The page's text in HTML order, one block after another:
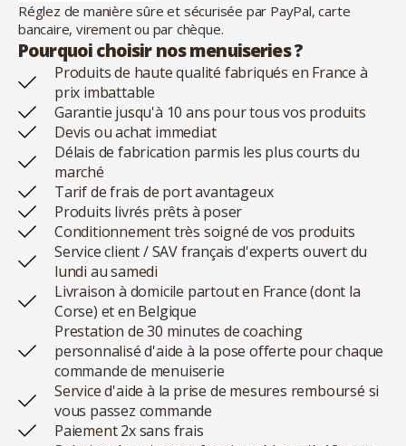
Réglez de manière sûre et sécurisée par PayPal, carte
bancaire, virement ou par chèque.
Pourquoi choisir nos menuiseries ?
Produits de haute qualité fabriqués en France à
prix imbattable
Garantie jusqu'à 10 ans pour tous vos produits
Devis ou achat immediat
Délais de fabrication parmis les plus courts du
marché
Tarif de frais de port avantageux
Produits livrés prêts à poser
Conditionnement très soigné de vos produits
Service client / SAV français d'experts ouvert du
lundi au samedi
Livraison à domicile partout en France (dont la
Corse) et en Belgique
Prestation de 30 minutes de coaching
personnalisé d'aide à la pose offerte pour chaque
commande de menuiserie
Service d'aide à la prise de mesures remboursé si
vous passez commande
Paiement 2x sans frais